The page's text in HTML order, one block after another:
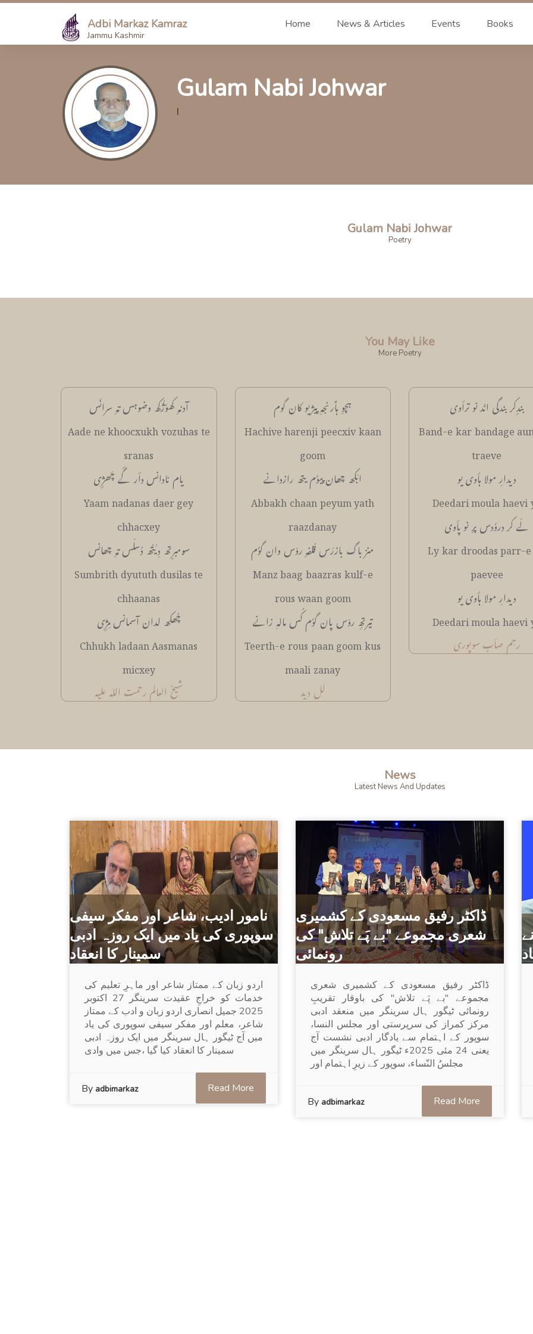
Adbi Markaz Kamraz
Jammu Kashmir
Home News & Articles Events Books
Gulam Nabi Johwar
|
Gulam Nabi Johwar
Poetry
You May Like
More Poetry
آدنہٕ کھوٗژُکھ وضوہس تہٕ سرانَس
Aade ne khoocxukh vozuhas te
sranas
یام نادانس دأر گٔے چَھژٕی
Yaam nadanas daer gey
chhacxey
سۄمبرِتھ دِیُتُھ دُسلَس تہٕ چھانس
Sumbrith dyututh dusilas te
chhaanas
چُھکھ لدان آسمانس مِژٕی
Chhukh ladaan Aasmanas
micxey
شیخ العالم رحمت اللہ علیہ
ہچوِ ہٲرنجہِ پیژیو کان گوم
Hachive harenji peecxiv kaan
goom
ابَکھ چھان پیوٗم یتھ رازدانے
Abbakh chaan peyum yath
raazdanay
منز باگ بازرَس قُلفہٕ رو٘س وان گوٗم
Manz baag baazras kulf-e
rous waan goom
تیرتھٕ رو٘س پان گوٗم کُس مالہِ زانے
Teerth-e rous paan goom kus
maali zanay
لل دید
بندٕکر بندگی انٛد نو ترأوی
Band-e kar bandage
traeve
دیدارِ مولا ہأوی یو
Deedari moula haevi
لَے کر دروٗدس پرٕ نو پأوی
Ly kar droodas parr-
paevee
دیدارِ مولا ہأوی یو
Deedari moula haevi
رحِم صأب سوپوری
News
Latest News And Updates
نامور ادیب، شاعر اور مفکر سیفی
سوپوری کی یاد میں ایک روزہ ادبی
سمینار کا انعقاد
اردو زبان کے ممتاز شاعر اور ماہرِ تعلیم کی
خدمات کو خراجِ عقیدت سرینگر 27 اکتوبر
2025 جمیل انصاری اردو زبان و ادب کے ممتاز
شاعر، معلم اور مفکر سیفی سوپوری کی یاد
میں آج ٹیگور ہال سرینگر میں ایک روزہ ادبی
سمینار کا انعقاد کیا گیا ،جس میں وادی
By adbimarkaz Read More
ڈاکٹر رفیق مسعودی کے کشمیری
شعری مجموعے "بے پَے تلاش" کی
رونمائی
ڈاکٹر رفیق مسعودی کے کشمیری شعری
مجموعے "بے پَے تلاش" کی باوقار تقریبِ
رونمائی ٹیگور ہال سرینگر میں منعقد ادبی
مرکز کمراز کی سرپرستی اور مجلس النسا،
سوپور کے اہتمام سے یادگار ادبی نشست آج
یعنی 24 مئی 2025ء ٹیگور ہال سرینگر میں
مجلسُ النّساء، سوپور کے زیرِ اہتمام اور
By adbimarkaz Read More